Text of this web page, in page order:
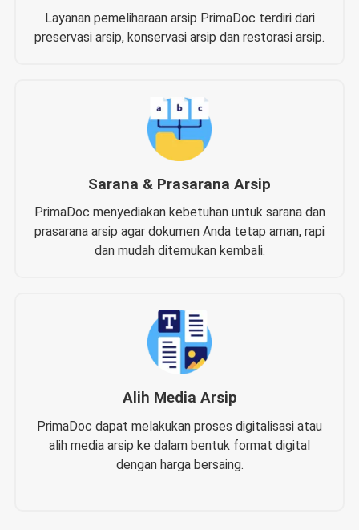
Layanan pemeliharaan arsip PrimaDoc terdiri dari
preservasi arsip, konservasi arsip dan restorasi arsip.
Sarana & Prasarana Arsip
PrimaDoc menyediakan kebetuhan untuk sarana dan
prasarana arsip agar dokumen Anda tetap aman, rapi
dan mudah ditemukan kembali.
Alih Media Arsip
PrimaDoc dapat melakukan proses digitalisasi atau
alih media arsip ke dalam bentuk format digital
dengan harga bersaing.